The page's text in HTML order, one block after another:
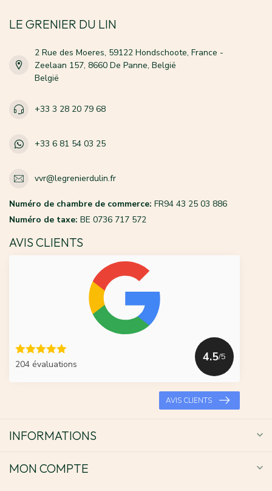
LE GRENIER DU LIN
2 Rue des Moeres, 59122 Hondschoote, France -
Zeelaan 157, 8660 De Panne, België
België
+33 3 28 20 79 68
+33 6 81 54 03 25
vvr@legrenierdulin.fr
Numéro de chambre de commerce: FR94 43 25 03 886
Numéro de taxe: BE 0736 717 572
AVIS CLIENTS
204 évaluations
4.5/5
AVIS CLIENTS
INFORMATIONS
MON COMPTE